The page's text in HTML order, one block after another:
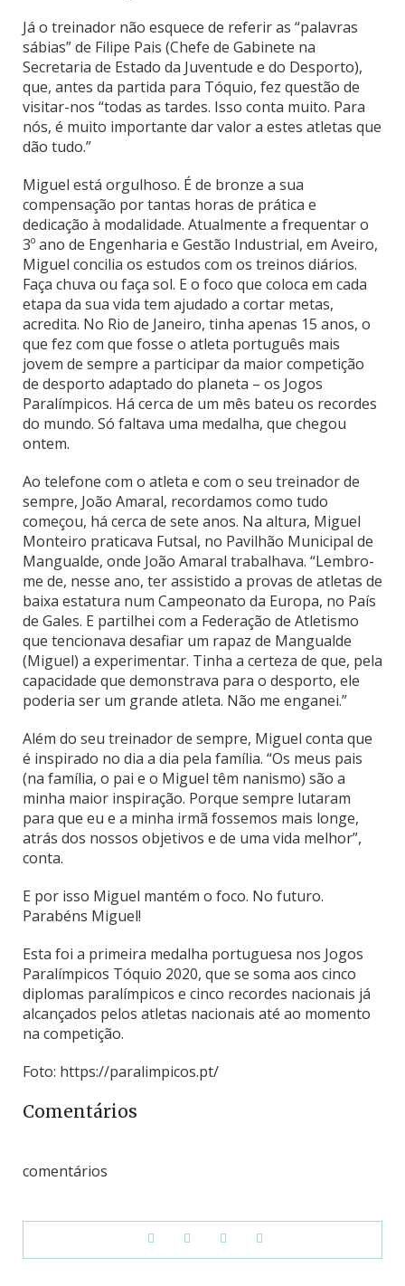
Já o treinador não esquece de referir as “palavras
sábias” de Filipe Pais (Chefe de Gabinete na
Secretaria de Estado da Juventude e do Desporto),
que, antes da partida para Tóquio, fez questão de
visitar-nos “todas as tardes. Isso conta muito. Para
nós, é muito importante dar valor a estes atletas que
dão tudo.”
Miguel está orgulhoso. É de bronze a sua
compensação por tantas horas de prática e
dedicação à modalidade. Atualmente a frequentar o
3º ano de Engenharia e Gestão Industrial, em Aveiro,
Miguel concilia os estudos com os treinos diários.
Faça chuva ou faça sol. E o foco que coloca em cada
etapa da sua vida tem ajudado a cortar metas,
acredita. No Rio de Janeiro, tinha apenas 15 anos, o
que fez com que fosse o atleta português mais
jovem de sempre a participar da maior competição
de desporto adaptado do planeta – os Jogos
Paralímpicos. Há cerca de um mês bateu os recordes
do mundo. Só faltava uma medalha, que chegou
ontem.
Ao telefone com o atleta e com o seu treinador de
sempre, João Amaral, recordamos como tudo
começou, há cerca de sete anos. Na altura, Miguel
Monteiro praticava Futsal, no Pavilhão Municipal de
Mangualde, onde João Amaral trabalhava. “Lembro-
me de, nesse ano, ter assistido a provas de atletas de
baixa estatura num Campeonato da Europa, no País
de Gales. E partilhei com a Federação de Atletismo
que tencionava desafiar um rapaz de Mangualde
(Miguel) a experimentar. Tinha a certeza de que, pela
capacidade que demonstrava para o desporto, ele
poderia ser um grande atleta. Não me enganei.”
Além do seu treinador de sempre, Miguel conta que
é inspirado no dia a dia pela família. “Os meus pais
(na família, o pai e o Miguel têm nanismo) são a
minha maior inspiração. Porque sempre lutaram
para que eu e a minha irmã fossemos mais longe,
atrás dos nossos objetivos e de uma vida melhor”,
conta.
E por isso Miguel mantém o foco. No futuro.
Parabéns Miguel!
Esta foi a primeira medalha portuguesa nos Jogos
Paralímpicos Tóquio 2020, que se soma aos cinco
diplomas paralímpicos e cinco recordes nacionais já
alcançados pelos atletas nacionais até ao momento
na competição.
Foto: https://paralimpicos.pt/
Comentários
comentários